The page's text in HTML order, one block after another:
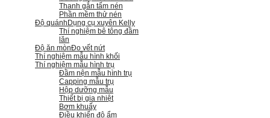
Thanh gắn tấm nén
Phần mềm thử nén
Độ quánh Dụng cụ xuyên Kelly
Thí nghiệm bê tông đầm
lăn
Độ ăn mònĐo vết nứt
Thí nghiệm mẫu hình khối
Thí nghiệm mẫu hình trụ
Đầm nện mẫu hình trụ
Capping mẫu trụ
Hộp dưỡng mẫu
Thiết bị gia nhiệt
Bơm khuấy
Điều khiển độ ẩm